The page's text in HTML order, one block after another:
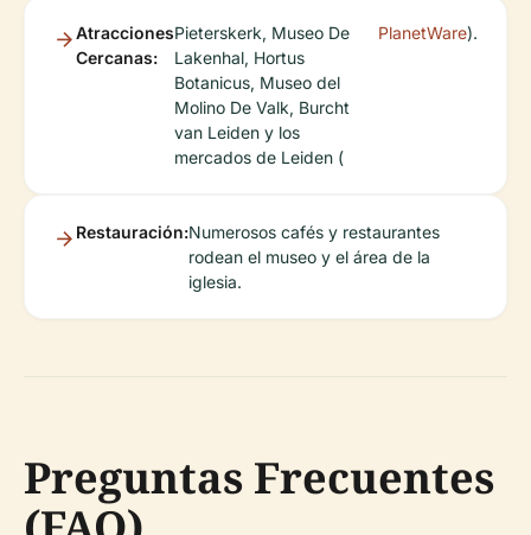
Atracciones
Cercanas:
Pieterskerk, Museo De
Lakenhal, Hortus
Botanicus, Museo del
Molino De Valk, Burcht
van Leiden y los
mercados de Leiden (
PlanetWare).
Restauración:Numerosos cafés y restaurantes
rodean el museo y el área de la
iglesia.
Preguntas Frecuentes